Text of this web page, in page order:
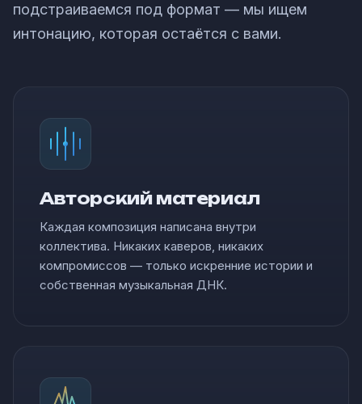
подстраиваемся под формат — мы ищем
интонацию, которая остаётся с вами.
Авторский материал
Каждая композиция написана внутри
коллектива. Никаких каверов, никаких
компромиссов — только искренние истории и
собственная музыкальная ДНК.